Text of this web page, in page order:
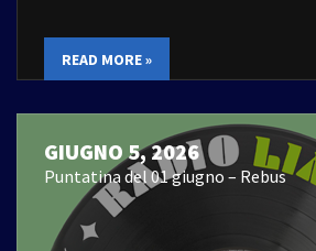
READ MORE »
GIUGNO 5, 2026
Puntatina del 01 giugno – Rebus